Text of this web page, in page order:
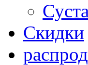
Скидки